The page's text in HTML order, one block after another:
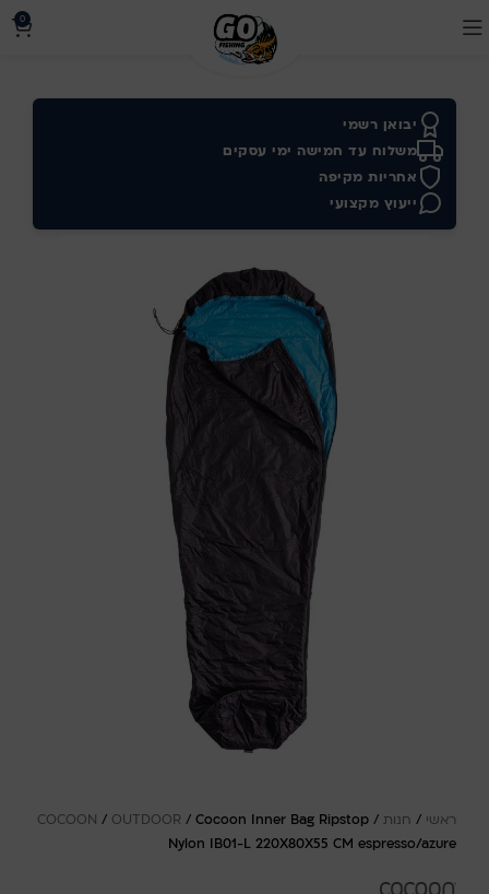
0
יבואן רשמי
משלוח עד חמישה ימי עסקים
אחריות מקיפה
ייעוץ מקצועי
ראשי / חנות /
COCOON / OUTDOOR / Cocoon Inner Bag Ripstop
Nylon IB01-L 220X80X55 CM espresso/azure